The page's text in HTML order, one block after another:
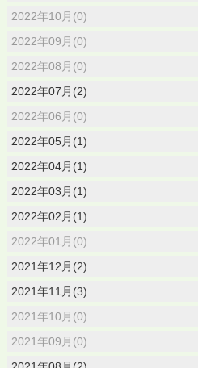
2022年10月(0)
2022年09月(0)
2022年08月(0)
2022年07月(2)
2022年06月(0)
2022年05月(1)
2022年04月(1)
2022年03月(1)
2022年02月(1)
2022年01月(0)
2021年12月(2)
2021年11月(3)
2021年10月(0)
2021年09月(0)